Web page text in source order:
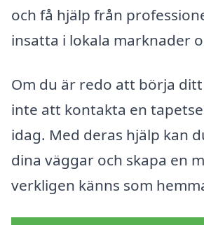
och få hjälp från
insatta i lokala marknader
Om du är redo att börja
inte att kontakta en
idag. Med deras hjälp kan
dina väggar och skapa en
verkligen känns som